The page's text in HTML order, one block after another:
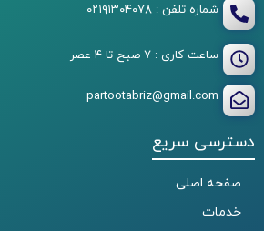
شماره تلفن : ۰۲۱۹۱۳۰۴۰۷۸
ساعت کاری : ۷ صبح تا ۴ عصر
partootabriz@gmail.com
دسترسی سریع
صفحه اصلی
خدمات